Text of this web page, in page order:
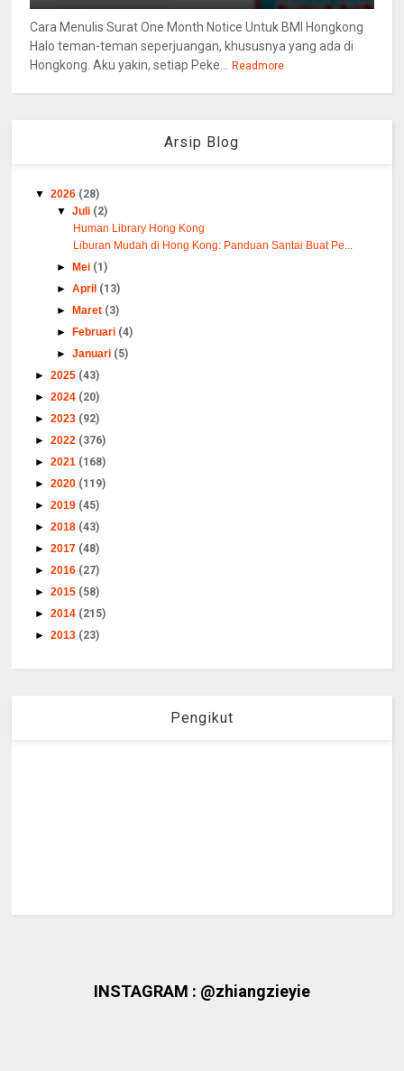
Cara Menulis Surat One Month Notice Untuk BMI Hongkong
Halo teman-teman seperjuangan, khususnya yang ada di
Hongkong. Aku yakin, setiap Peke... Readmore
Arsip Blog
▼2026 (28)
▼Juli (2)
Human Library Hong Kong
Liburan Mudah di Hong Kong: Panduan Santai Buat Pe...
►
Mei (1)
►April (13)
►
Maret (3)
►
Februari (4)
►Januari (5)
►2025 (43)
►2024 (20)
►2023 (92)
►2022 (376)
►2021 (168)
►2020 (119)
►2019 (45)
►2018 (43)
►2017 (48)
►2016 (27)
►2015 (58)
►2014 (215)
►2013 (23)
Pengikut
INSTAGRAM : @zhiangzieyie